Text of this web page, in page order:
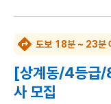
도보 18분 ~ 23분
[상계동/4등급/
사 모집